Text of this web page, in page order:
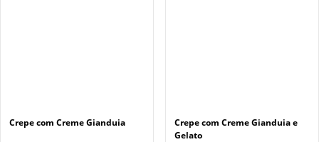
Crepe com Creme Gianduia
Crepe com Creme Gianduia e
Gelato